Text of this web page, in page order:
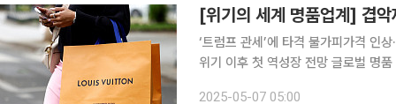
[위기의 세계 명품업계] 겹
‘트럼프 관세’에 타격 불가피가격 인
위기 이후 첫 역성장 전망 글로벌 명
2025-05-07 05:00